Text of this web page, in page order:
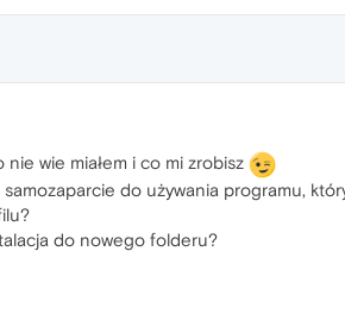
nie wie miałem i co mi zrobisz
samozaparcie do używania programu,
do nowego folderu?